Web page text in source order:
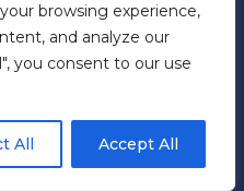
browsing experience,
and analyze our
you consent to our use
All Accept All